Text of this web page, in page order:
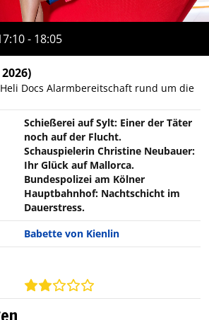
- 18:05
Docs Alarmbereitschaft rund um die
Schießerei auf Sylt: Einer der Täter
noch auf der Flucht.
Schauspielerin Christine Neubauer:
Ihr Glück auf Mallorca.
Bundespolizei am Kölner
Hauptbahnhof: Nachtschicht im
Dauerstress.
Babette von Kienlin